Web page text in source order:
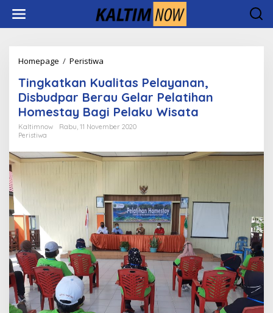
konten
Homepage / Peristiwa
Pelayanan,
Disbudpar
Berau
Gelar
Pelatihan
Pelaku
Tingkatkan Kualitas Pelayanan,
Disbudpar Berau Gelar Pelatihan
Homestay Bagi Pelaku Wisata
Kaltimnow
Rabu, 11 November 2020
Peristiwa